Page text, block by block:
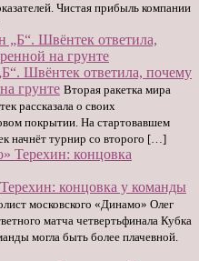
Чистая прибыль компании
Швёнтек ответила, почему
грунте Вторая ракетка мира
рассказала о своих
покрытии. На стартовавшем
начнёт турнир со второго […]
концовка у команды
московского «Динамо» Олег
матча четвертьфинала Кубка
могла быть более плачевной.